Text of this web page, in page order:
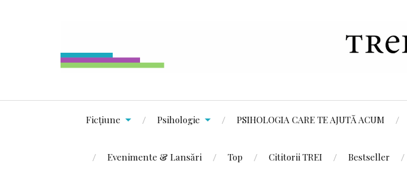
Ficțiune Psihologie PSIHOLOGIA CARE TE AJUTĂ ACUM
Evenimente & Lansări Top Cititorii TREI Bestseller